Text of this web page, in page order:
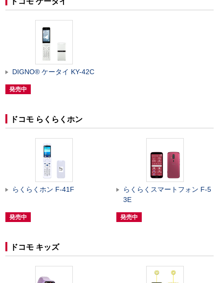
DIGNO® ケータイ KY-42C
発売中
ドコモ らくらくホン
らくらくホン F-41F
発売中
らくらくスマートフォン F-5
3E
発売中
ドコモ キッズ